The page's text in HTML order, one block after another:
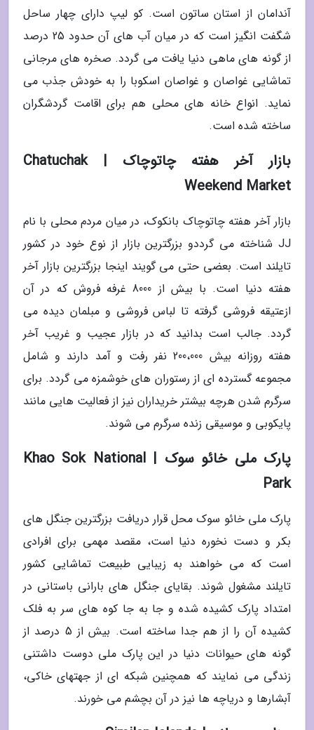
آندامان از استان ساتون است. کو لیپ دارای چهار ساحل
شگفت انگیز است که در میان آب های آن حدود 25 درصد
از گونه های ماهی دنیا یافت می گردد. صخره های مرجانی
تماشایی غواصان و غواصان اسکوبا را به خودش جذب می
نماید. انواع خانه های محلی هم برای اقامت گردشگران
ساخته شده است.
بازار آخر هفته چاتوچاک | Chatuchak
Weekend Market
بازار آخر هفته چاتوچاک بانکوک، در میان مردم محلی با نام
JJ شناخته می گرددو بزرگترین بازار از نوع خود در کشور
تایلند است. بعضی حتی می گویند اینجا بزرگترین بازار آخر
هفته دنیا است. با بیش از 8000 غرفه فروش که در آن
ازعتیقه فروشی گرفته تا لباس فروشی و مبلمان دیده می
گردد. جالب است بدانید که در بازار عجیب و غریب آخر
هفته روزانه بیش 200،000 نفر رفت و آمد دارند و شامل
مجموعه گسترده ای از رستوران های خوشمزه می گردد. برای
سرگرم شدن هرچه بیشتر خریداران نیز از فعالیت هایی مانند
پایکوبی و موسیقی زنده سرگرم می شوند.
پارک ملی خائو سوک | Khao Sok National
Park
پارک ملی خائو سوک محل قرار دریافت بزرگترین جنگل های
بکر و دست نخوره دنیا است، مقصد مهمی برای افرادی
است که می خواهند به زیبایی طبیعت تماشایی کشور
تایلند مشغول شوند. بقایای جنگل های بارانی باستانی در
امتداد پارک کشیده شده و جا به جا کوه های سر به فلک
کشیده آن را از هم جدا ساخته است. بیش از 5 درصد از
گونه های حیوانات دنیا در این پارک ملی دوست داشتنی
زندگی می نمایند که همچنین شبکه ای از جهتهای خاکی،
آبشارها و دریاچه ها نیز در آن بچشم می خورند.